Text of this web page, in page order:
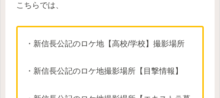
こちらでは、
・新信長公記のロケ地【高校/学校】撮影場所
・新信長公記のロケ地撮影場所【目撃情報】